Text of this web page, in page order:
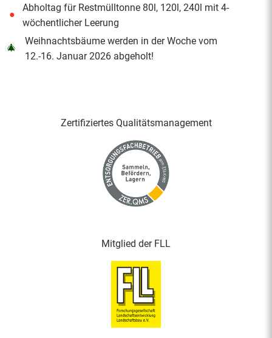
●
Abholtag für Restmülltonne 80l, 120l, 240l mit 4-
wöchentlicher Leerung
🎄
Weihnachtsbäume werden in der Woche vom
12.-16. Januar 2026 abgeholt!
Zertifiziertes Qualitäts­management
Mitglied der FLL